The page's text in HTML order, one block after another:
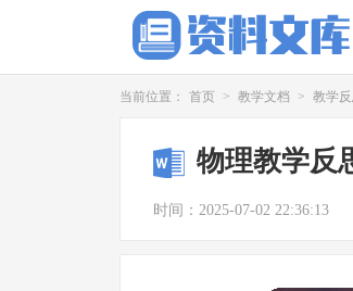
当前位置： 首页 > 教学文档 > 教学
物理教学反
时间：2025-07-02 22:36:13